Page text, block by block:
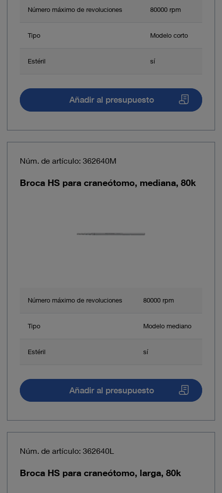
Número máximo de revoluciones 80000 rpm
Tipo Modelo corto
Estéril sí
Añadir al presupuesto
Núm. de artículo: 362640M
Broca HS para craneótomo, mediana, 80k
Número máximo de revoluciones 80000 rpm
Tipo Modelo mediano
Estéril sí
Añadir al presupuesto
Núm. de artículo: 362640L
Broca HS para craneótomo, larga, 80k